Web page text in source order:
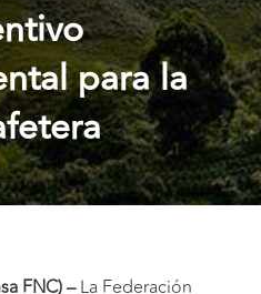
para la
FNC) –La Federación